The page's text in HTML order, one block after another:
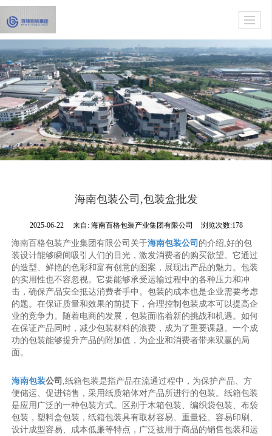
海南包装公司,包装盒批发
2025-06-22 来自: 海南百格包装产业集团有限公司 浏览次数:178
海南百格包装产业集团有限公司关于海南包装公司 的介绍,好的包
装设计能够瞬间吸引人们的目光，激发消费者的购买欲望。它通过
的造型、鲜艳的色彩和富有创意的图案，展现出产品的魅力。包装
的实用性也不容忽视。它要能够承受运输过程中的各种压力和冲
击，确保产品安全抵达消费者手中。包装的成本也是企业需要考虑
的题。在保证质量和效果的前提下，合理控制包装成本可以提高企
业的竞争力。随着电商的发展，包装面临着新的挑战和机遇。如何
在保证产品同时，减少包装材料的浪费，成为了重要课题。一个成
功的包装能够提升产品的附加值，为企业和消费者带来双赢的局
面。
海南包装公司 ,纸箱包装是指产品在流通过程中，为保护产品、方
便储运、促进销售，采用纸质箱体对产品所进行的包装。纸箱包装
是应用广泛的一种包装方式。区别于木箱包装、编织袋包装、布袋
包装，塑料盒包装，纸箱包装具有取材容易、重量轻、容易印刷、
设计成型容易、成本低廉等特点，广泛被用于商品的销售包装和运